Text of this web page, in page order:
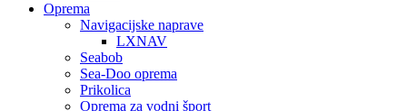
Oprema
Navigacijske naprave
LXNAV
Seabob
Sea-Doo oprema
Prikolica
Oprema za vodni šport